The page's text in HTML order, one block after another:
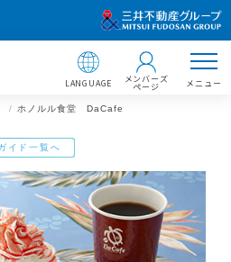
LANGUAGE メンバーズ
ページ メニュー
塚市天沼10-1
21：00
00 - 22：00
gourmet/lalaport/hiratsuka/g0
ホノルル食堂 DaCafe
イド一覧へ